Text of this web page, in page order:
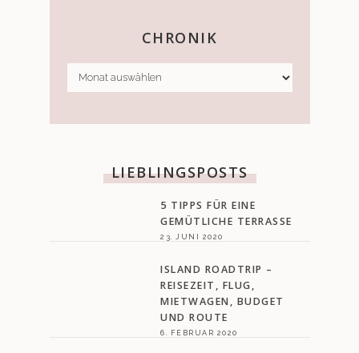
CHRONIK
CHRONIK
LIEBLINGSPOSTS
5 TIPPS FÜR EINE
GEMÜTLICHE TERRASSE
23. JUNI 2020
ISLAND ROADTRIP –
REISEZEIT, FLUG,
MIETWAGEN, BUDGET
UND ROUTE
6. FEBRUAR 2020